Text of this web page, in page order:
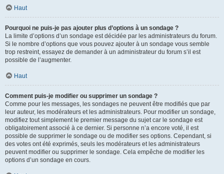
Haut
Pourquoi ne puis-je pas ajouter plus d’options à un sondage ?
La limite d’options d’un sondage est décidée par les administrateurs du forum.
Si le nombre d’options que vous pouvez ajouter à un sondage vous semble
trop restreint, essayez de demander à un administrateur du forum s’il est
possible de l’augmenter.
Haut
Comment puis-je modifier ou supprimer un sondage ?
Comme pour les messages, les sondages ne peuvent être modifiés que par
leur auteur, les modérateurs et les administrateurs. Pour modifier un sondage,
modifiez tout simplement le premier message du sujet car le sondage est
obligatoirement associé à ce dernier. Si personne n’a encore voté, il est
possible de supprimer le sondage ou de modifier ses options. Cependant, si
des votes ont été exprimés, seuls les modérateurs et les administrateurs
peuvent modifier ou supprimer le sondage. Cela empêche de modifier les
options d’un sondage en cours.